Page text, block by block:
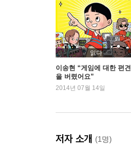
읽다
이송현 “게임에 대한 편견
을 버렸어요”
2014년 07월 14일
저자 소개 (1명)